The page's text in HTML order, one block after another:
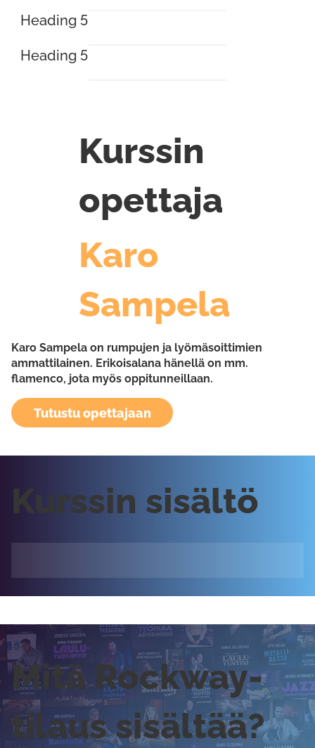
Heading 5
Heading 5
Kurssin
opettaja
Karo
Sampela
Karo Sampela on rumpujen ja lyömäsoittimien
ammattilainen. Erikoisalana hänellä on mm.
flamenco, jota myös oppitunneillaan.
Tutustu opettajaan
Kurssin sisältö
Mitä Rockway-
tilaus sisältää?